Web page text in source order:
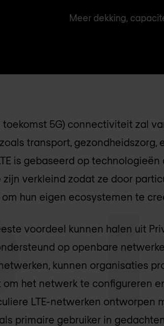
Meer dekking,
toekomst 5G) connectiviteit zal
transport, gezondheidszorg,
is gebaseerd op
verkleind zodat ze door
hun eigen ecosystemen te
voordeel kunnen halen uit
op openbare
kunnen organisaties
het netwerk te configureren
LTE-netwerken ontworpen
primaire gebruiker in